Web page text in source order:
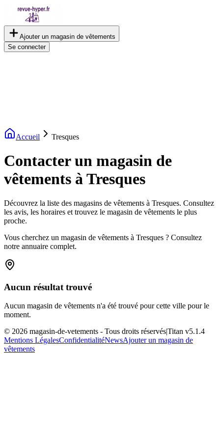
Ajouter un magasin de vêtements
Se connecter
Accueil Tresques
Contacter un magasin de
vêtements à Tresques
Découvrez la liste des magasins de vêtements à Tresques. Consultez
les avis, les horaires et trouvez le magasin de vêtements le plus
proche.
Vous cherchez un magasin de vêtements à Tresques ? Consultez
notre annuaire complet.
Aucun résultat trouvé
Aucun magasin de vêtements n'a été trouvé pour cette ville pour le
moment.
© 2026 magasin-de-vetements - Tous droits réservés|Titan v5.1.4
Mentions LégalesConfidentialitéNewsAjouter un magasin de
vêtements